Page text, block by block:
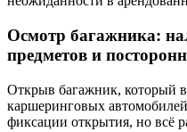
Осмотр багажника:
предметов и
Открыв багажник, который
каршеринговых
фиксации открытия, но всё